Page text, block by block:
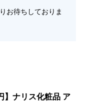
お待ちしておりま
】ナリス化粧品 ア